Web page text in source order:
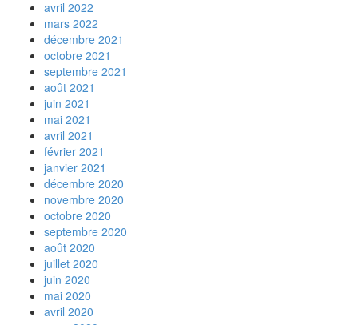
avril 2022
mars 2022
décembre 2021
octobre 2021
septembre 2021
août 2021
juin 2021
mai 2021
avril 2021
février 2021
janvier 2021
décembre 2020
novembre 2020
octobre 2020
septembre 2020
août 2020
juillet 2020
juin 2020
mai 2020
avril 2020